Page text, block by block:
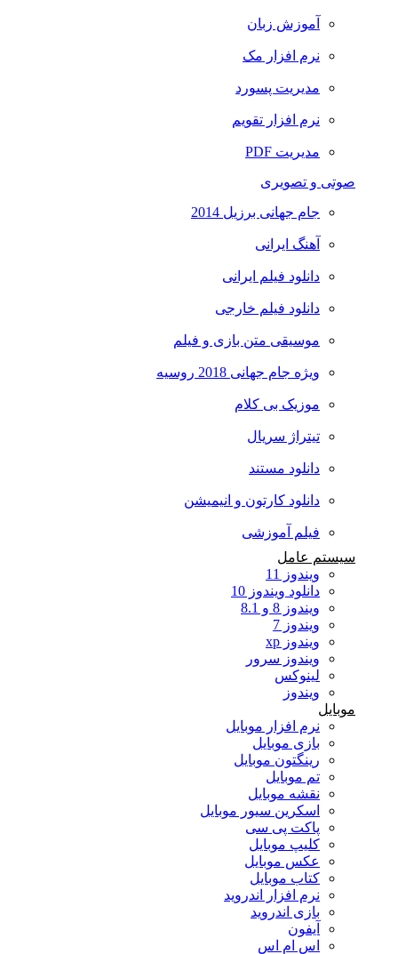
آموزش زبان
نرم افزار مک
مدیریت پسورد
نرم افزار تقویم
مدیریت PDF
صوتی و تصویری
جام جهانی برزیل 2014
آهنگ ایرانی
دانلود فیلم ایرانی
دانلود فیلم خارجی
موسیقی متن بازی و فیلم
ویژه جام جهانی 2018 روسیه
موزیک بی کلام
تیتراژ سریال
دانلود مستند
دانلود کارتون و انیمیشن
فیلم آموزشی
سیستم عامل
ویندوز 11
دانلود ویندوز 10
ویندوز 8 و 8.1
ویندوز 7
ویندوز xp
ویندوز سرور
لینوکس
ویندوز
موبایل
نرم افزار موبایل
بازی موبایل
رینگتون موبایل
تم موبایل
نقشه موبایل
اسکرین سیور موبایل
پاکت پی سی
کلیپ موبایل
عکس موبایل
کتاب موبایل
نرم افزار اندروید
بازی اندروید
آیفون
اس ام اس